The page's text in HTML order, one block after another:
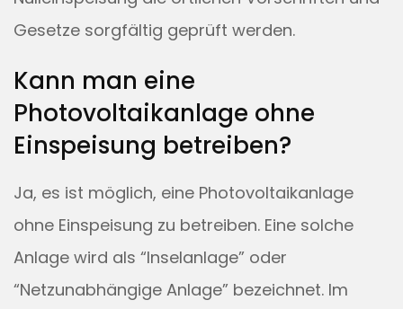
Gesetze sorgfältig geprüft werden.
Kann man eine
Photovoltaikanlage ohne
Einspeisung betreiben?
Ja, es ist möglich, eine Photovoltaikanlage
ohne Einspeisung zu betreiben. Eine solche
Anlage wird als “Inselanlage” oder
“Netzunabhängige Anlage” bezeichnet. Im